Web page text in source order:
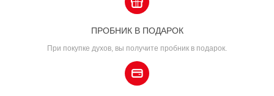
ПРОБНИК В ПОДАРОК
При покупке духов, вы получите пробник в подарок.